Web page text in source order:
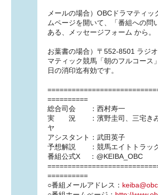
メールの場合）OBCドラマティッ
ムページを開いて、「番組への問
ある、メッセージフォーム から。
お葉書の場合）〒552-8501 ラジ
マティック競馬「朝のフルコース
日の消印迄有効です。
==========
総合司会 ：西村寿一
実 況 ：濱野圭司、三宅きみ
ヤ
アシスタント：武田英子
予想解説 ：競馬エイトトラッ
番組公式X ：@KEIBA_OBC
==========
○番組メールアドレス：